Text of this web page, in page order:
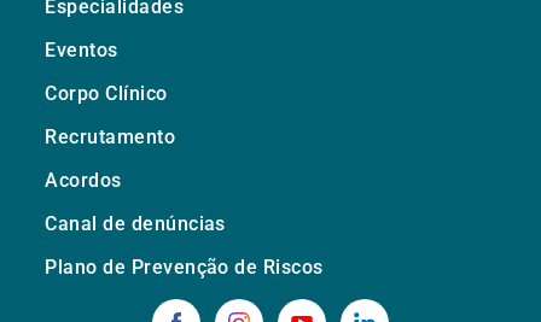
Especialidades
Eventos
Corpo Clínico
Recrutamento
Acordos
Canal de denúncias
Plano de Prevenção de Riscos